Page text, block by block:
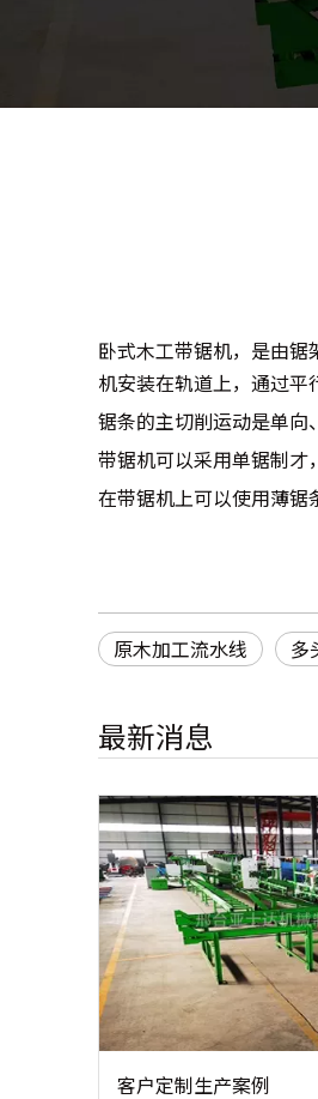
卧式木工带锯机，是由
机安装在轨道上，通过平
锯条的主切削运动是单向
带锯机可以采用单锯制才
在带锯机上可以使用薄锯
原木加工流水线 多
最新消息
客户定制生产案例